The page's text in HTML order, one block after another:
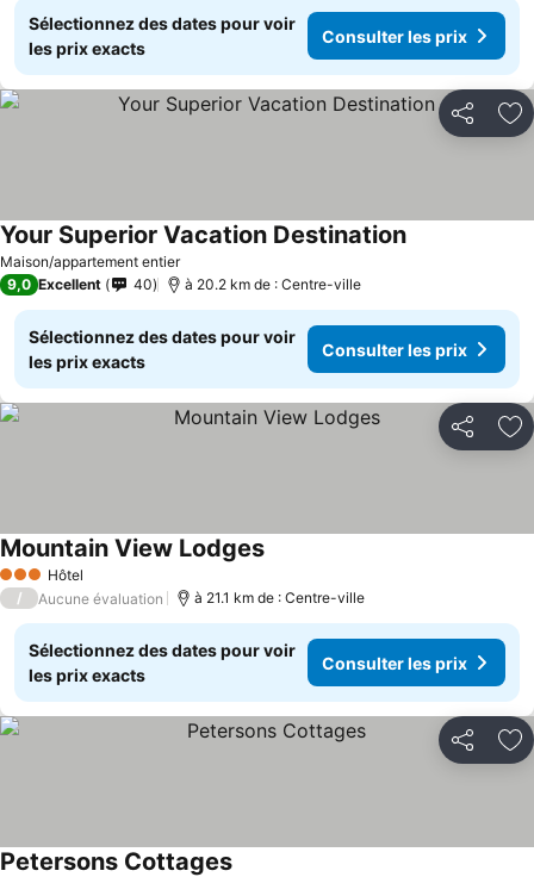
Sélectionnez des dates pour voir
les prix exacts
Consulter les prix
Partager
Maison/appartement entier
Your Superior Vacation Destination
9,0 Excellent 40 à 20.2 km de : Centre-ville
Sélectionnez des dates pour voir
les prix exacts
Consulter les prix
Partager
3 ÉtoilesHôtel
Mountain View Lodges
/ Aucune évaluation à 21.1 km de : Centre-ville
Sélectionnez des dates pour voir
les prix exacts
Consulter les prix
Partager
Petersons Cottages